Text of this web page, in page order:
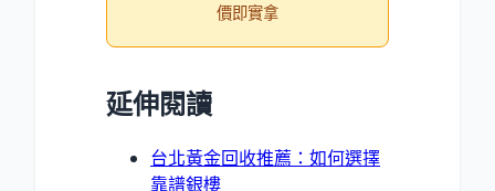
價即實拿
延伸閱讀
台北黃金回收推薦：如何選擇
靠譜銀樓